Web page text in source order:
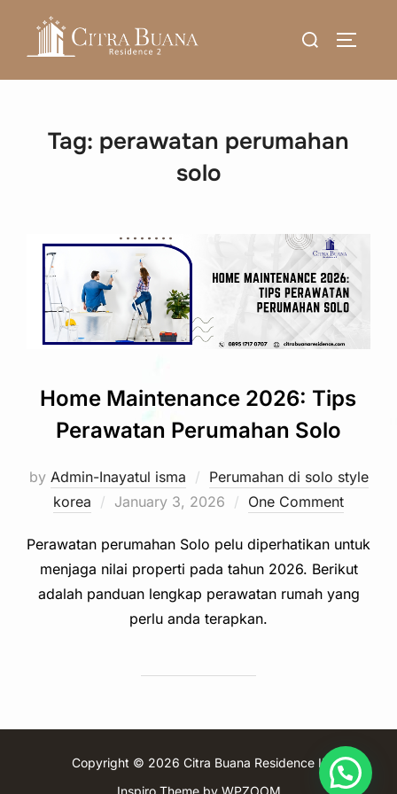
content
Search
Tag: perawatan perumahan
solo
Home Maintenance 2026: Tips
Perawatan Perumahan Solo
by Admin-Inayatul isma
Perumahan di solo style
korea
Posted
January 3, 2026 One Comment
Perawatan perumahan Solo pelu diperhatikan untuk
menjaga nilai properti pada tahun 2026. Berikut
adalah panduan lengkap perawatan rumah yang
perlu anda terapkan.
Copyright © 2026 Citra Buana Residence II
Inspiro Themeby WPZOOM